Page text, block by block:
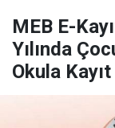
MEB E-
Yılında
Okula